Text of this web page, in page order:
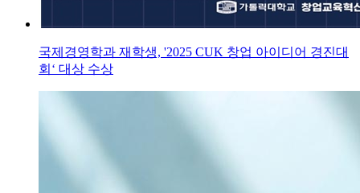
국제경영학과 재학생, '2025 CUK 창업 아이디어 경진대
회‘ 대상 수상